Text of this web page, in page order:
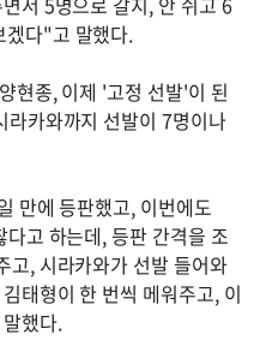
겠다"고 말했다.
현종, 이제 '고정 선발'이 된
카와까지 선발이 7명이나
만에 등판했고, 이번에도
고 하는데, 등판 간격을 조
고, 시라카와가 선발 들어와
태형이 한 번씩 메워주고, 이
했다.